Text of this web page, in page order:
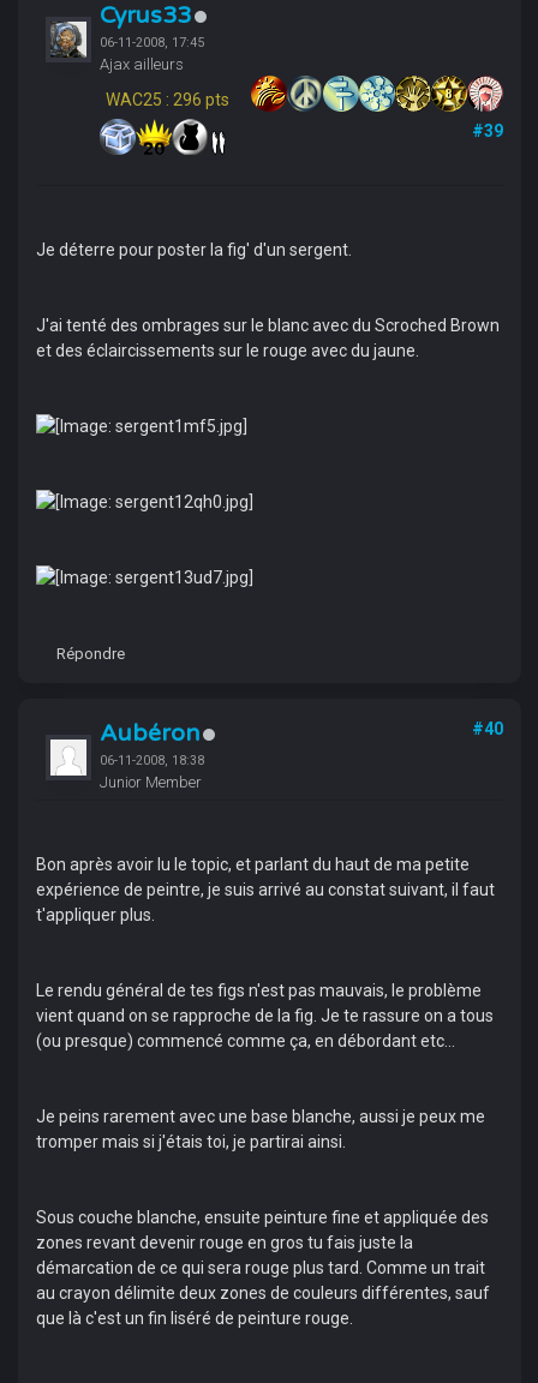
Cyrus33
06-11-2008, 17:45
Ajax ailleurs
WAC25 : 296 pts
#39
Je déterre pour poster la fig' d'un sergent.
J'ai tenté des ombrages sur le blanc avec du Scroched Brown
et des éclaircissements sur le rouge avec du jaune.
Répondre
Aubéron
06-11-2008, 18:38
Junior Member
#40
Bon après avoir lu le topic, et parlant du haut de ma petite
expérience de peintre, je suis arrivé au constat suivant, il faut
t'appliquer plus.
Le rendu général de tes figs n'est pas mauvais, le problème
vient quand on se rapproche de la fig. Je te rassure on a tous
(ou presque) commencé comme ça, en débordant etc...
Je peins rarement avec une base blanche, aussi je peux me
tromper mais si j'étais toi, je partirai ainsi.
Sous couche blanche, ensuite peinture fine et appliquée des
zones revant devenir rouge en gros tu fais juste la
démarcation de ce qui sera rouge plus tard. Comme un trait
au crayon délimite deux zones de couleurs différentes, sauf
que là c'est un fin liséré de peinture rouge.